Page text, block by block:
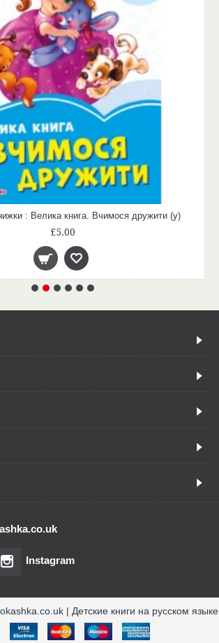
: Велика книга. Вчимося дружити (у)
£5.00
Instagram
| Детские книги на русском языке